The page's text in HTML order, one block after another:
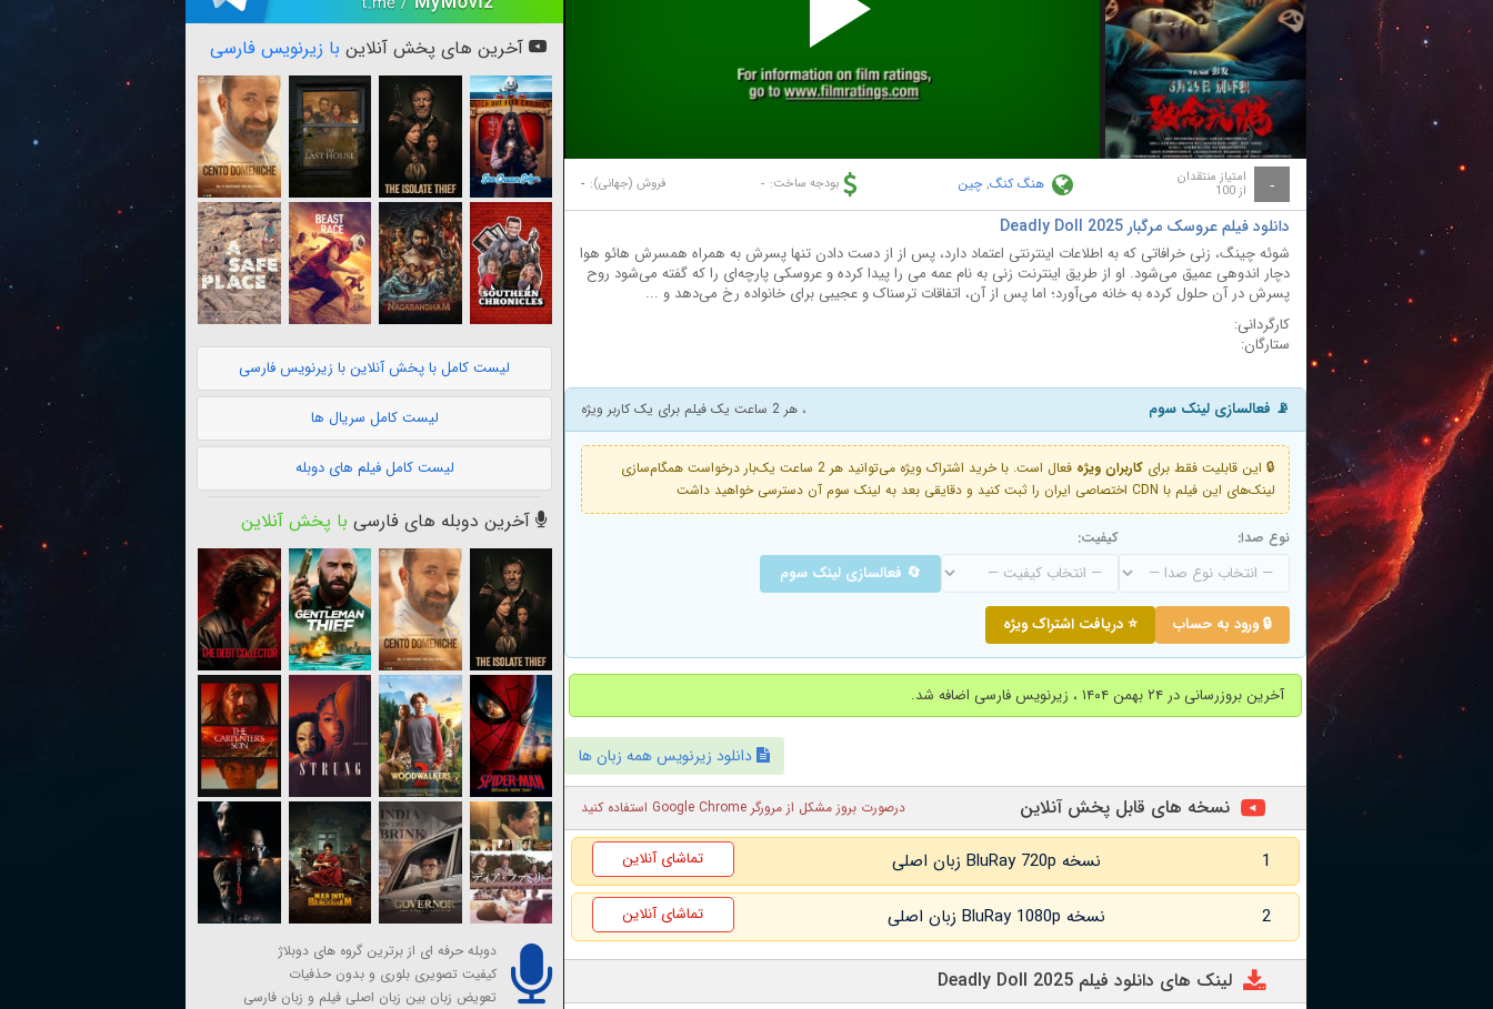
Play
Video
- امتیاز منتقدان
از 100 هنگ کنگ,چین بودجه ساخت: - فروش (جهانی): -
دانلود فیلم عروسک مرگبار Deadly Doll 2025
شوئه چینگ، زنی خرافاتی که به اطلاعات اینترنتی اعتماد دارد، پس از از دست دادن تنها پسرش به همراه همسرش هائو هوا
دچار اندوهی عمیق می‌شود. او از طریق اینترنت زنی به نام عمه می را پیدا کرده و عروسکی پارچه‌ای را که گفته می‌شود روح
پسرش در آن حلول کرده به خانه می‌آورد؛ اما پس از آن، اتفاقات ترسناک و عجیبی برای خانواده رخ می‌دهد و ...
کارگردانی:
ستارگان:
📡 فعالسازی لینک سوم ، هر 2 ساعت یک فیلم برای یک کاربر ویژه
🔒 این قابلیت فقط برای کاربران ویژه
فعال است. با خرید اشتراک ویژه می‌توانید هر 2 ساعت یک‌بار درخواست همگام‌سازی
لینک‌های این فیلم با CDN اختصاصی ایران را ثبت کنید و دقایقی بعد به لینک سوم آن دسترسی خواهید داشت
نوع صدا: کیفیت:
🔄 فعالسازی لینک سوم
🔒 ورود به حساب ⭐ دریافت اشتراک ویژه
آخرین بروزرسانی در ۲۴ بهمن ۱۴۰۴ ، زیرنویس فارسی اضافه شد.
دانلود زیرنویس همه زبان ها
نسخه های قابل پخش آنلاین درصورت بروز مشکل از مرورگر Google Chrome استفاده کنید
1 نسخه BluRay 720p زبان اصلی تماشای آنلاین
2 نسخه BluRay 1080p زبان اصلی تماشای آنلاین
لینک های دانلود فیلم Deadly Doll 2025
آخرین های پخش آنلاین با زیرنویس فارسی
لیست کامل با پخش آنلاین با زیرنویس فارسی
لیست کامل سریال ها
لیست کامل فیلم های دوبله
آخرین دوبله های فارسی با پخش آنلاین
دوبله حرفه ای از برترین گروه های دوبلاژ
کیفیت تصویری بلوری و بدون حذفیات
تعویض زبان بین زبان اصلی فیلم و زبان فارسی